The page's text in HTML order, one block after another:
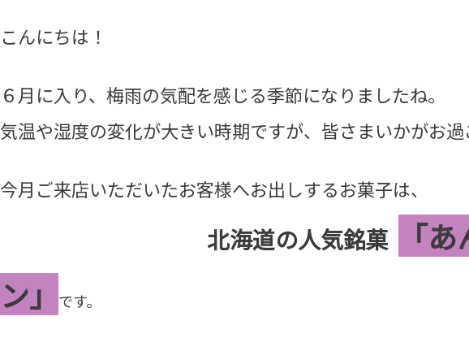
こんにちは！
６月に入り、梅雨の気配を感じる季節になりましたね。
気温や湿度の変化が大きい時期ですが、皆さまいかがお過
今月ご来店いただいたお客様へお出しするお菓子は、
北海道の人気銘菓
「
ン」
です。